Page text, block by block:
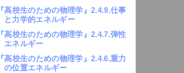
『高校生のための物理学』2.4.9.仕事
と力学的エネルギー
『高校生のための物理学』2.4.7.弾性
エネルギー
『高校生のための物理学』2.4.6.重力
の位置エネルギー